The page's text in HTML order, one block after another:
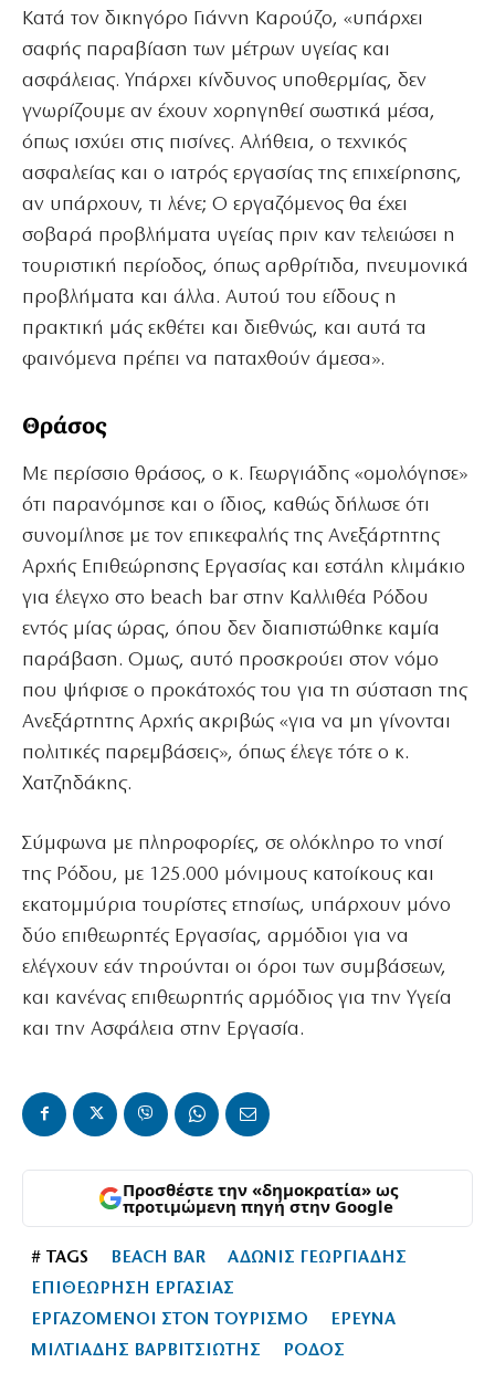
Κατά τον δικηγόρο Γιάννη Καρούζο, «υπάρχει
σαφής παραβίαση των μέτρων υγείας και
ασφάλειας. Υπάρχει κίνδυνος υποθερμίας, δεν
γνωρίζουμε αν έχουν χορηγηθεί σωστικά μέσα,
όπως ισχύει στις πισίνες. Αλήθεια, ο τεχνικός
ασφαλείας και ο ιατρός εργασίας της επιχείρησης,
αν υπάρχουν, τι λένε; Ο εργαζόμενος θα έχει
σοβαρά προβλήματα υγείας πριν καν τελειώσει η
τουριστική περίοδος, όπως αρθρίτιδα, πνευμονικά
προβλήματα και άλλα. Αυτού του είδους η
πρακτική μάς εκθέτει και διεθνώς, και αυτά τα
φαινόμενα πρέπει να παταχθούν άμεσα».
Θράσος
Με περίσσιο θράσος, ο κ. Γεωργιάδης «ομολόγησε»
ότι παρανόμησε και ο ίδιος, καθώς δήλωσε ότι
συνομίλησε με τον επικεφαλής της Ανεξάρτητης
Αρχής Επιθεώρησης Εργασίας και εστάλη κλιμάκιο
για έλεγχο στο beach bar στην Καλλιθέα Ρόδου
εντός μίας ώρας, όπου δεν διαπιστώθηκε καμία
παράβαση. Ομως, αυτό προσκρούει στον νόμο
που ψήφισε ο προκάτοχός του για τη σύσταση της
Ανεξάρτητης Αρχής ακριβώς «για να μη γίνονται
πολιτικές παρεμβάσεις», όπως έλεγε τότε ο κ.
Χατζηδάκης.
Σύμφωνα με πληροφορίες, σε ολόκληρο το νησί
της Ρόδου, με 125.000 μόνιμους κατοίκους και
εκατομμύρια τουρίστες ετησίως, υπάρχουν μόνο
δύο επιθεωρητές Εργασίας, αρμόδιοι για να
ελέγχουν εάν τηρούνται οι όροι των συμβάσεων,
και κανένας επιθεωρητής αρμόδιος για την Υγεία
και την Ασφάλεια στην Εργασία.
Προσθέστε την «δημοκρατία» ως
προτιμώμενη πηγή στην Google
# TAGS BEACH BAR
ΑΔΩΝΙΣ ΓΕΩΡΓΙΑΔΗΣ
ΕΠΙΘΕΩΡΗΣΗ ΕΡΓΑΣΙΑΣ
ΕΡΓΑΖΟΜΕΝΟΙ ΣΤΟΝ ΤΟΥΡΙΣΜΟ
ΕΡΕΥΝΑ
ΜΙΛΤΙΑΔΗΣ ΒΑΡΒΙΤΣΙΩΤΗΣ
ΡΟΔΟΣ